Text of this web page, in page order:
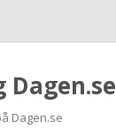
Dagen.se
Dagen.se